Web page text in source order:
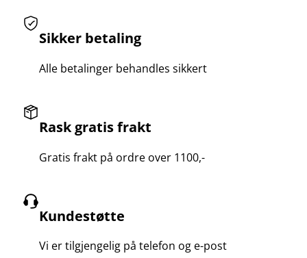
Sikker betaling
Alle betalinger behandles sikkert
Rask gratis frakt
Gratis frakt på ordre over 1100,-
Kundestøtte
Vi er tilgjengelig på telefon og e-post